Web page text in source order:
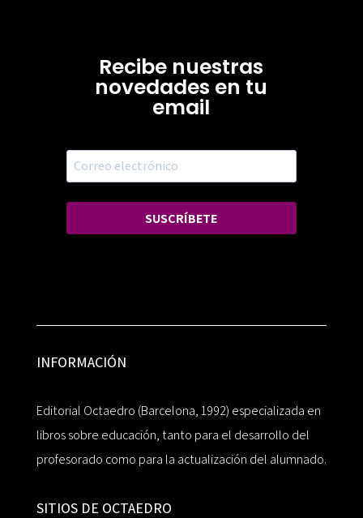
Recibe nuestras
novedades en tu
email
SUSCRÍBETE
INFORMACIÓN
Editorial Octaedro (Barcelona, 1992) especializada en
libros sobre educación, tanto para el desarrollo del
profesorado como para la actualización del alumnado.
SITIOS DE OCTAEDRO